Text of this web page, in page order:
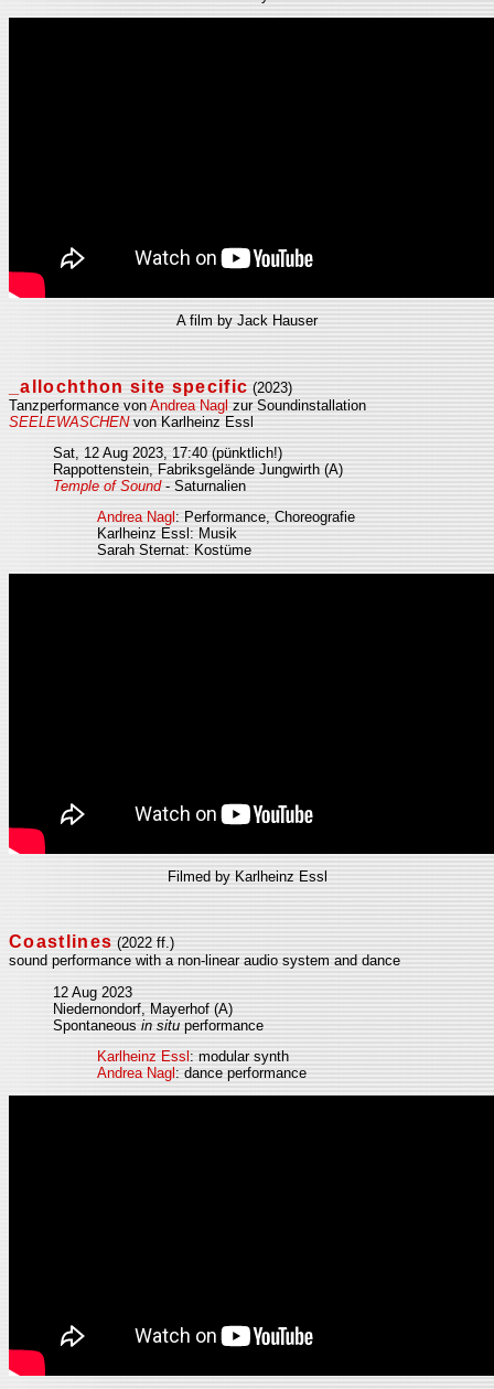
A film by Jack Hauser
_allochthon site specific (2023)
Tanzperformance von Andrea Nagl zur Soundinstallation
SEELEWASCHENvon Karlheinz Essl
Sat, 12 Aug 2023, 17:40 (pünktlich!)
Rappottenstein, Fabriksgelände Jungwirth (A)
Temple of Sound- Saturnalien
Andrea Nagl : Performance, Choreografie
Karlheinz Essl: Musik
Sarah Sternat: Kostüme
Filmed by Karlheinz Essl
Coastlines (2022 ff.)
sound performance with a non-linear audio system and dance
12 Aug 2023
Niedernondorf, Mayerhof (A)
Spontaneous in situ performance
Karlheinz Essl : modular synth
Andrea Nagl : dance performance